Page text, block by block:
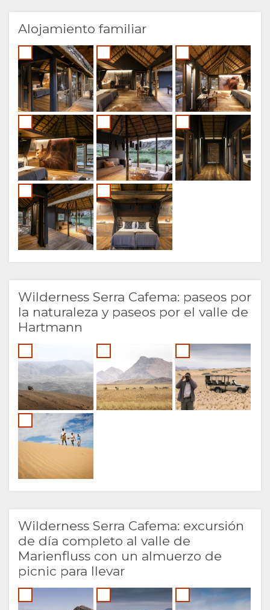
Alojamiento familiar
Wilderness Serra Cafema: paseos por
la naturaleza y paseos por el valle de
Hartmann
Wilderness Serra Cafema: excursión
de día completo al valle de
Marienfluss con un almuerzo de
picnic para llevar